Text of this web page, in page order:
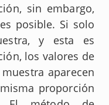
sin embargo,
posible. Si solo
y esta es
los valores de
aparecen
proporción